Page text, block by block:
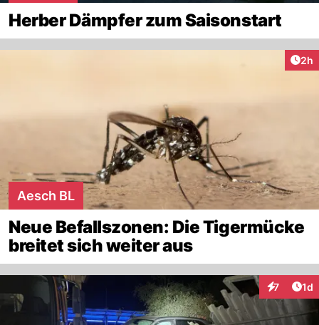
Herber Dämpfer zum Saisonstart
2h
Aesch BL
Neue Befallszonen: Die Tigermücke
breitet sich weiter aus
7 1d